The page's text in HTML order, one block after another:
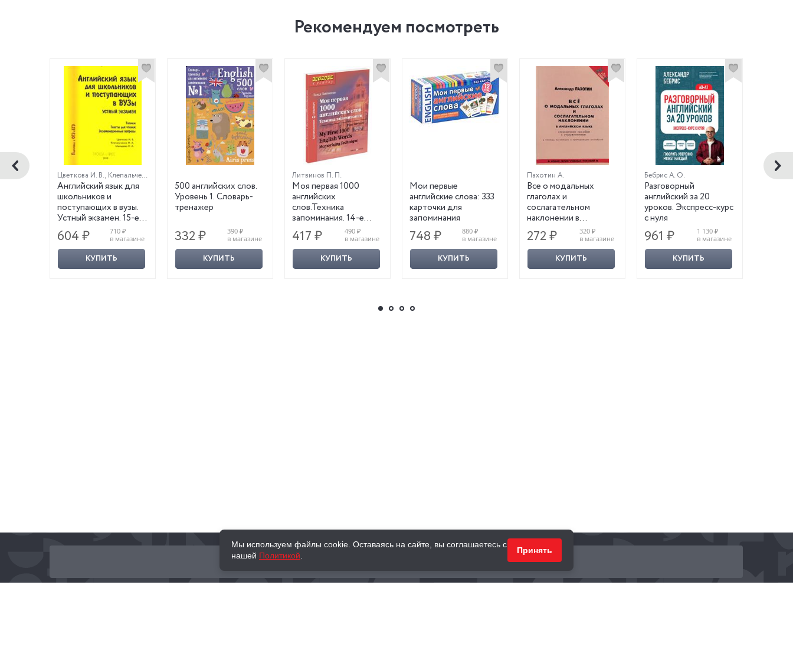
Рекомендуем посмотреть
Цветкова И. В., Клепальченко И. А.
Английский язык для
школьников и
поступающих в вузы.
Устный экзамен. 15-е
издание
604 ₽
710 ₽
в магазине
КУПИТЬ
500 английских слов.
Уровень 1. Словарь-
тренажер
332 ₽
390 ₽
в магазине
КУПИТЬ
Литвинов П. П.
Моя первая 1000
английских
слов.Техника
запоминания. 14-е
издание
417 ₽
490 ₽
в магазине
КУПИТЬ
Мои первые
английские слова: 333
карточки для
запоминания
748 ₽
880 ₽
в магазине
КУПИТЬ
Пахотин А.
Все о модальных
глаголах и
сослагательном
наклонении в
английском языке.
Справочное пособие с
упражнениями
272 ₽
320 ₽
в магазине
КУПИТЬ
Бебрис А. О.
Разговорный
английский за 20
уроков. Экспресс-курс
с нуля
961 ₽
1 130 ₽
в магазине
КУПИТЬ
Петров
КНИГИ ПОДАРКИ
Мы используем файлы cookie. Оставаясь на сайте, вы соглашаетесь с
нашей Политикой
Принять